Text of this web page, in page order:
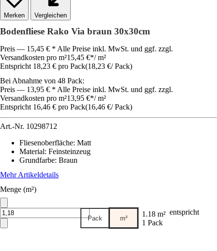
Vergleichen
Bodenfliese Rako Via braun 30x30cm
Preis — 15,45 € * Alle Preise inkl. MwSt. und ggf. zzgl.
Versandkosten pro m²15,45 €*/ m²
Entspricht 18,23 € pro Pack(18,23 €/ Pack)
Bei Abnahme von 48 Pack:
Preis — 13,95 € * Alle Preise inkl. MwSt. und ggf. zzgl.
Versandkosten pro m²13,95 €*/ m²
Entspricht 16,46 € pro Pack(16,46 €/ Pack)
Art.-Nr. 10298712
Fliesenoberfläche: Matt
Material: Feinsteinzeug
Grundfarbe: Braun
Mehr Artikeldetails
Menge (m²)
Pack m² 1.18 m² entspricht
1 Pack